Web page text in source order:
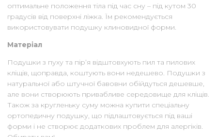
оптимальне положення тіла під час сну – під кутом 30
градусів від поверхні ліжка. Їм рекомендується
використовувати подушку клиновидної форми.
Матеріал
Подушки з пуху та пір’я відштовхують пил та пилових
кліщів, щоправда, коштують вони недешево. Подушки з
натуральної або штучної бавовни обійдуться дешевше,
але вони створюють привабливе середовище для кліщів.
Також за кругленьку суму можна купити спеціальну
ортопедичну подушку, що підлаштовується під ваші
форми і не створює додаткових проблем для алергіків.